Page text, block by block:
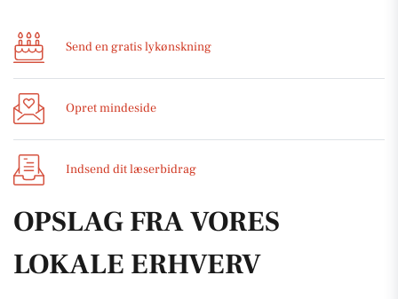
Send en gratis lykønskning
Opret mindeside
Indsend dit læserbidrag
OPSLAG FRA VORES
LOKALE ERHVERV